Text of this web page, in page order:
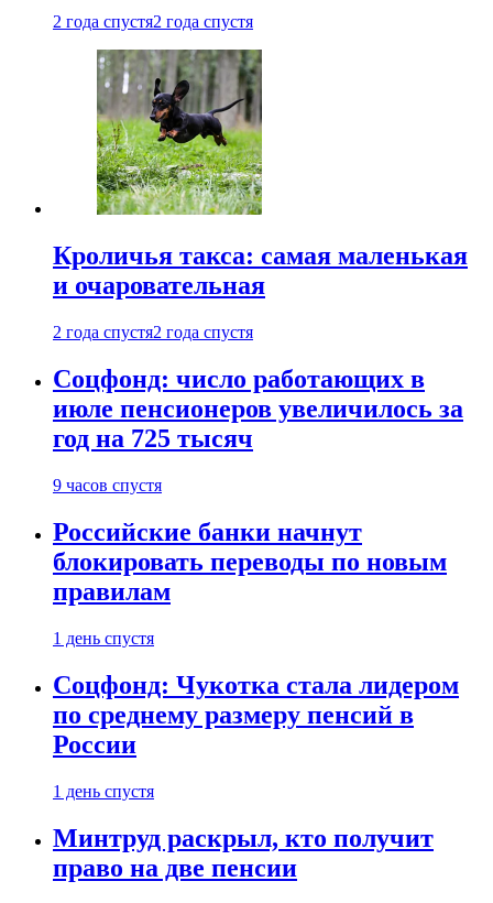
2 года спустя2 года спустя
Кроличья такса: самая маленькая
и очаровательная
2 года спустя2 года спустя
Соцфонд: число работающих в
июле пенсионеров увеличилось за
год на 725 тысяч
9 часов спустя
Российские банки начнут
блокировать переводы по новым
правилам
1 день спустя
Соцфонд: Чукотка стала лидером
по среднему размеру пенсий в
России
1 день спустя
Минтруд раскрыл, кто получит
право на две пенсии